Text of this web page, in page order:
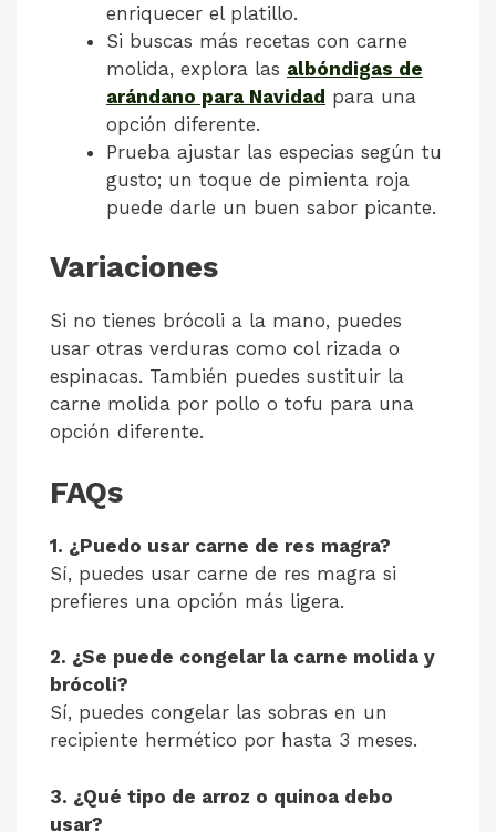
enriquecer el platillo.
Si buscas más recetas con carne
molida, explora las albóndigas de
arándano para Navidad para una
opción diferente.
Prueba ajustar las especias según tu
gusto; un toque de pimienta roja
puede darle un buen sabor picante.
Variaciones
Si no tienes brócoli a la mano, puedes
usar otras verduras como col rizada o
espinacas. También puedes sustituir la
carne molida por pollo o tofu para una
opción diferente.
FAQs
1. ¿Puedo usar carne de res magra?
Sí, puedes usar carne de res magra si
prefieres una opción más ligera.
2. ¿Se puede congelar la carne molida y
brócoli?
Sí, puedes congelar las sobras en un
recipiente hermético por hasta 3 meses.
3. ¿Qué tipo de arroz o quinoa debo
usar?